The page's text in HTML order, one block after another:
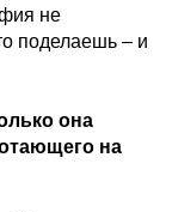
не
поделаешь – и
она
на